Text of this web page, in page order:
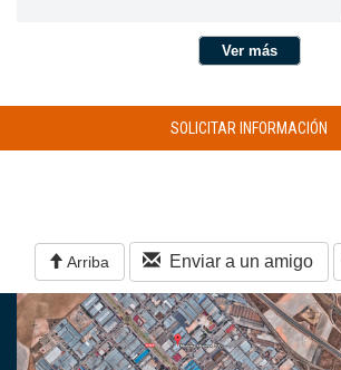
Ver más
SOLICITAR INFORMACIÓN
Arriba Enviar a un amigo